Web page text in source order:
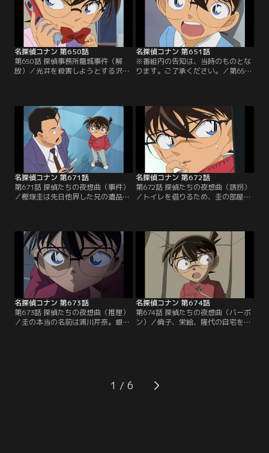
かが殺害したと考えていた。阿笠の
家にいたコナンは電話を通して事務
所の状況を知り、事件を解決しよう
と考える。
いて犯人を見破る。事務所の外には
特殊捜査班のSITが待機。特殊急襲部
隊のSATも犯人狙撃のチャンスを窺
っていた…。
名探偵コナン 第650話
第650話 探偵事務所籠城事件（解
放）／光井を殺害しようとする沢
覚を見た連続殺人犯が自殺するとい
う結末で、沢栗は死神の幻覚を見た
未紅が自殺したと察して動揺。その
隙を突いて沢栗は逮捕されるが、こ
れは沢栗の犯行を阻止するためのニ
セの推理だった…。
名探偵コナン 第651話
※番組内の告知は、当時のものとな
ります。ご了承ください。／第651
は先に探偵事務所へ。この後、和葉
から電話がかかってくる。トイレで
男性が亡くなり、大騒ぎになってい
るという。世良はこの事件で工藤と
平次、どっちが名探偵か勝負して決
めようと提案。
名探偵コナン 第671話
第671話 探偵たちの夜想曲（事件）
／樫塚圭は先日他界した兄の遺品か
は圭を装った男からメールをもらっ
て外出。その間に男は事務所の人間
として圭に会い、縛り上げた上に鍵
の事をしつこく聞いてきたという。
コナンは圭の証言を聞いてウソを見
破るが…。
名探偵コナン 第672話
第672話 探偵たちの夜想曲（誘拐）
／トイレを借りるため、圭の部屋に
事に。この後、小五郎は一室から男
の遺体を見つけ、安室は圭が発覚を
恐れて逃げたと推理。その頃、コナ
ンは圭からもらったジュースを飲ん
で眠りに落ちていた…。
名探偵コナン 第673話
第673話 探偵たちの夜想曲（推理）
／圭の本当の名前は浦川芹奈。銀行
強盗犯を倫子、栄絵、隆代という3
人の女性に絞り込んだ芹奈。コナン
名探偵コナン 第674話
第674話 探偵たちの夜想曲（バーボ
ン）／倫子、栄絵、隆代の自宅を訪
た芹奈に誰が強盗犯か教える。そん
なコナンの話を盗み聞きする人物が
1